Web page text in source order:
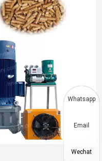
Whatsapp
Email
Wechat